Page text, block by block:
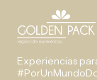
Experiencias